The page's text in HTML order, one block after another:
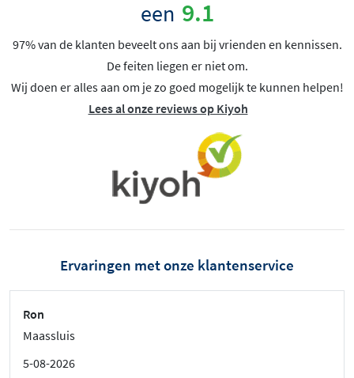
een 9.1
97% van de klanten beveelt ons aan bij vrienden en kennissen.
De feiten liegen er niet om.
Wij doen er alles aan om je zo goed mogelijk te kunnen helpen!
Lees al onze reviews op Kiyoh
Ervaringen met onze klantenservice
Ron
Maassluis
5-08-2026